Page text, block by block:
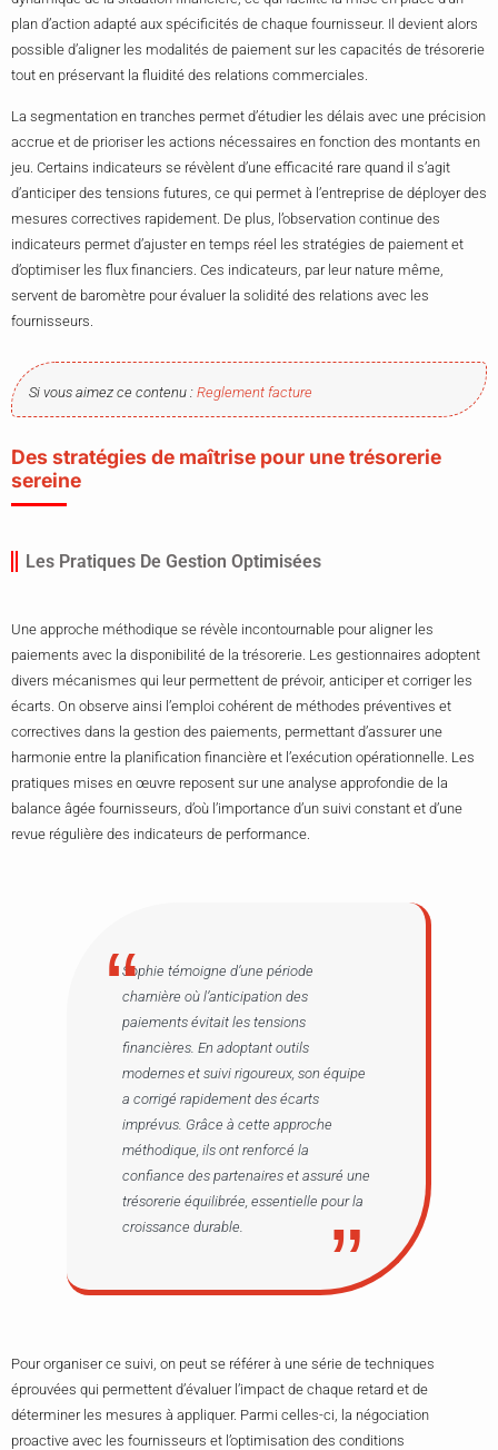
plan d’action adapté aux spécificités de chaque fournisseur. Il devient alors
possible d’aligner les modalités de paiement sur les capacités de trésorerie
tout en préservant la fluidité des relations commerciales.
La segmentation en tranches permet d’étudier les délais avec une précision
accrue et de prioriser les actions nécessaires en fonction des montants en
jeu. Certains indicateurs se révèlent d’une efficacité rare quand il s’agit
d’anticiper des tensions futures, ce qui permet à l’entreprise de déployer des
mesures correctives rapidement. De plus, l’observation continue des
indicateurs permet d’ajuster en temps réel les stratégies de paiement et
d’optimiser les flux financiers. Ces indicateurs, par leur nature même,
servent de baromètre pour évaluer la solidité des relations avec les
fournisseurs.
Si vous aimez ce contenu : Reglement facture
Des stratégies de maîtrise pour une trésorerie
sereine
Les Pratiques De Gestion Optimisées
Une approche méthodique se révèle incontournable pour aligner les
paiements avec la disponibilité de la trésorerie. Les gestionnaires adoptent
divers mécanismes qui leur permettent de prévoir, anticiper et corriger les
écarts. On observe ainsi l’emploi cohérent de méthodes préventives et
correctives dans la gestion des paiements, permettant d’assurer une
harmonie entre la planification financière et l’exécution opérationnelle. Les
pratiques mises en œuvre reposent sur une analyse approfondie de la
balance âgée fournisseurs, d’où l’importance d’un suivi constant et d’une
revue régulière des indicateurs de performance.
Sophie témoigne d’une période
charnière où l’anticipation des
paiements évitait les tensions
financières. En adoptant outils
modernes et suivi rigoureux, son équipe
a corrigé rapidement des écarts
imprévus. Grâce à cette approche
méthodique, ils ont renforcé la
confiance des partenaires et assuré une
trésorerie équilibrée, essentielle pour la
croissance durable.
Pour organiser ce suivi, on peut se référer à une série de techniques
éprouvées qui permettent d’évaluer l’impact de chaque retard et de
déterminer les mesures à appliquer. Parmi celles-ci, la négociation
proactive avec les fournisseurs et l’optimisation des conditions